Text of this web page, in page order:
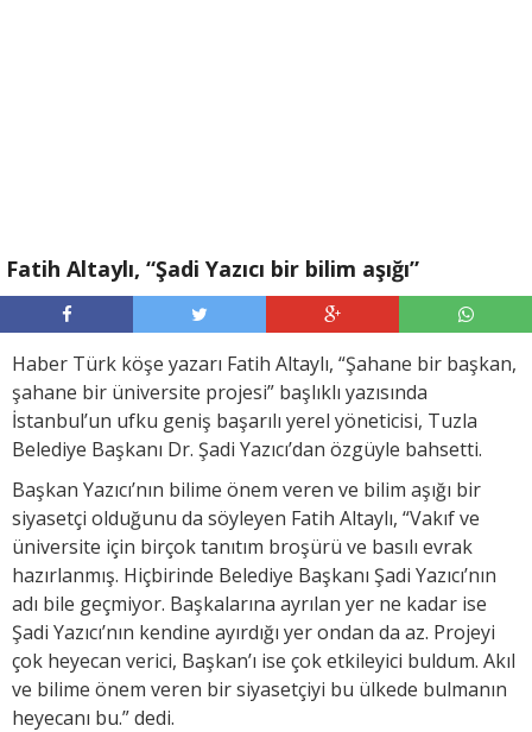
Fatih Altaylı, “Şadi Yazıcı bir bilim aşığı”
Haber Türk köşe yazarı Fatih Altaylı, “Şahane bir başkan,
şahane bir üniversite projesi” başlıklı yazısında
İstanbul’un ufku geniş başarılı yerel yöneticisi, Tuzla
Belediye Başkanı Dr. Şadi Yazıcı’dan özgüyle bahsetti.
Başkan Yazıcı’nın bilime önem veren ve bilim aşığı bir
siyasetçi olduğunu da söyleyen Fatih Altaylı, “Vakıf ve
üniversite için birçok tanıtım broşürü ve basılı evrak
hazırlanmış. Hiçbirinde Belediye Başkanı Şadi Yazıcı’nın
adı bile geçmiyor. Başkalarına ayrılan yer ne kadar ise
Şadi Yazıcı’nın kendine ayırdığı yer ondan da az. Projeyi
çok heyecan verici, Başkan’ı ise çok etkileyici buldum. Akıl
ve bilime önem veren bir siyasetçiyi bu ülkede bulmanın
heyecanı bu.” dedi.